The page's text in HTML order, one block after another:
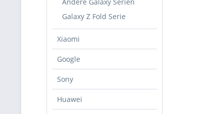
Galaxy Z Fold Serie
Xiaomi
Google
Sony
Huawei